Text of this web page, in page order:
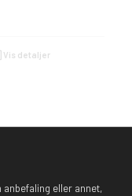
Vis detaljer
eller annet,